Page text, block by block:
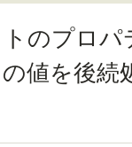
のプロ
値を後続